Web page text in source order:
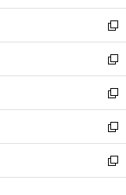
開
く
ウ
で
開
く
ン
ド
ウ
で
開
く
ウ
ィ
ン
ド
ウ
で
開
く
新
し
い
ウ
ィ
ン
ド
ウ
で
開
新
し
い
ウ
ィ
ン
ド
ウ
新
し
い
ウ
ィ
ン
新
し
い
ウ
新
し